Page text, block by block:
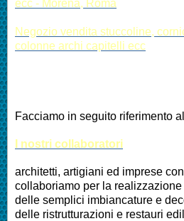
ecc - Morena, Roma
Negozio vendita stuccoline,
colonne archi capitelli ecc
Facciamo in seguito riferimento
I nostri collaboratori
architetti, artigiani ed imprese
collaboriamo per la
delle semplici imbiancature e
delle ristrutturazioni e restauri